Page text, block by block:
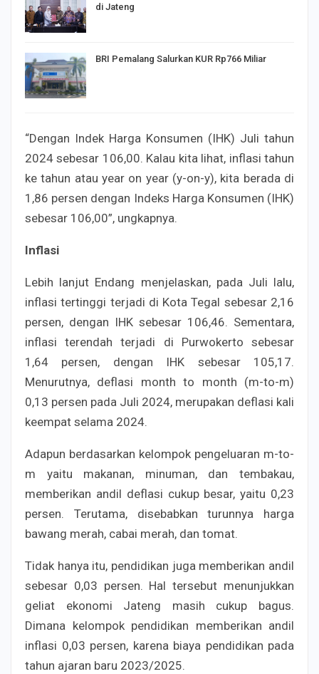
di Jateng
BRI Pemalang Salurkan KUR Rp766 Miliar
“Dengan Indek Harga Konsumen (IHK) Juli tahun
2024 sebesar 106,00. Kalau kita lihat, inflasi tahun
ke tahun atau year on year (y-on-y), kita berada di
1,86 persen dengan Indeks Harga Konsumen (IHK)
sebesar 106,00”, ungkapnya.
Inflasi
Lebih lanjut Endang menjelaskan, pada Juli lalu,
inflasi tertinggi terjadi di Kota Tegal sebesar 2,16
persen, dengan IHK sebesar 106,46. Sementara,
inflasi terendah terjadi di Purwokerto sebesar
1,64 persen, dengan IHK sebesar 105,17.
Menurutnya, deflasi month to month (m-to-m)
0,13 persen pada Juli 2024, merupakan deflasi kali
keempat selama 2024.
Adapun berdasarkan kelompok pengeluaran m-to-
m yaitu makanan, minuman, dan tembakau,
memberikan andil deflasi cukup besar, yaitu 0,23
persen. Terutama, disebabkan turunnya harga
bawang merah, cabai merah, dan tomat.
Tidak hanya itu, pendidikan juga memberikan andil
sebesar 0,03 persen. Hal tersebut menunjukkan
geliat ekonomi Jateng masih cukup bagus.
Dimana kelompok pendidikan memberikan andil
inflasi 0,03 persen, karena biaya pendidikan pada
tahun ajaran baru 2023/2025.